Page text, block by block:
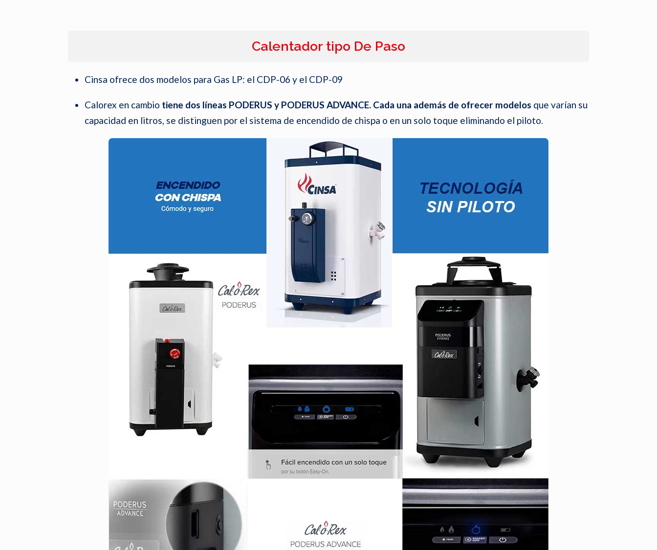
Calentador tipo De Paso
Cinsa ofrece dos modelos para Gas LP: el CDP-06 y el CDP-09
Calorex en cambio tiene dos líneas PODERUS y PODERUS ADVANCE. Cada una además de ofrecer modelos que varían su
capacidad en litros, se distinguen por el sistema de encendido de chispa o en un solo toque eliminando el piloto.